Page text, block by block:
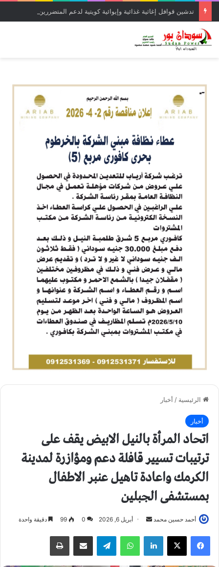
الرئيسية / أخبار
أخبار
اتحاد المرأة بالنيل الابيض يقف على
ترتيبات تسيير قافلة دعم ومؤازرة لمدينة
الكرمك واعادة تاهيل عنبر الاطفال
بمستشفى الجبلين
أحمد حسين محمد
ل
أبريل 6, 2026 0
99 دقيقة واحدة
فيسبوك لينكدإن واتساب